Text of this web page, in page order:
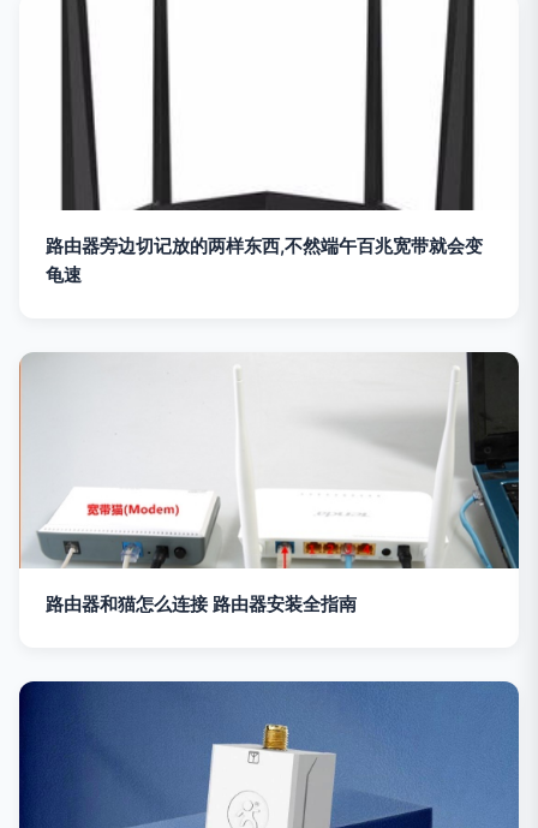
路由器旁边切记放的两样东西,不然端午百兆宽带就会变
龟速
路由器和猫怎么连接 路由器安装全指南